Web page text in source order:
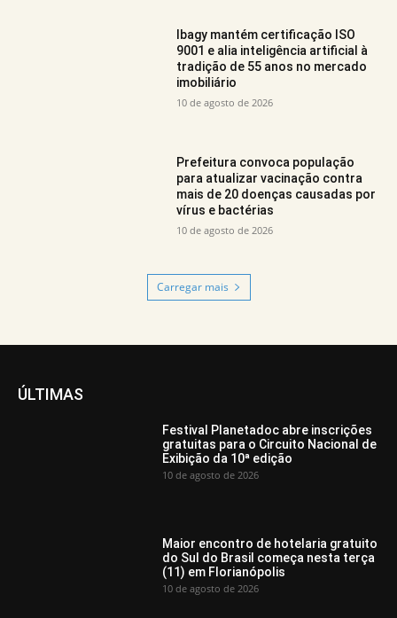
Ibagy mantém certificação ISO
9001 e alia inteligência artificial à
tradição de 55 anos no mercado
imobiliário
10 de agosto de 2026
Prefeitura convoca população
para atualizar vacinação contra
mais de 20 doenças causadas por
vírus e bactérias
10 de agosto de 2026
Carregar mais
ÚLTIMAS
Festival Planetadoc abre inscrições
gratuitas para o Circuito Nacional de
Exibição da 10ª edição
10 de agosto de 2026
Maior encontro de hotelaria gratuito
do Sul do Brasil começa nesta terça
(11) em Florianópolis
10 de agosto de 2026